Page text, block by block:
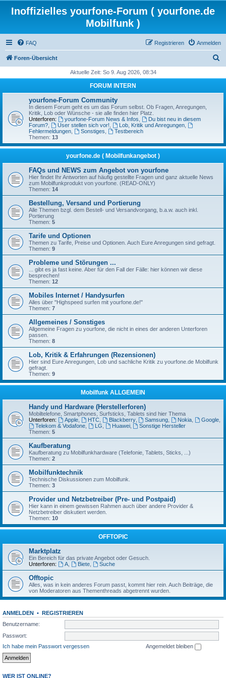
Inoffizielles yourfone-Forum ( yourfone.de
Mobilfunk )
FAQ Anmelden
Registrieren
Foren-Übersicht
h
Aktuelle Zeit: So 9. Aug 2026, 08:34
FORUM INTERN
yourfone-Forum Community
In diesem Forum geht es um das Forum selbst. Ob Fragen, Anregungen,
Kritik, Lob oder Wünsche - sie alle finden hier Platz.
Unterforen:
yourfone-Forum News & Infos
Du bist neu in diesem
Forum?
User stellen sich vor! Lob, Kritik und Anregungen,
Fehlermeldungen
Sonstiges
Testbereich
Themen: 13
yourfone.de ( Mobilfunkangebot )
FAQs und NEWS zum Angebot von yourfone
Hier findet Ihr Antworten auf häufig gestellte Fragen und ganz aktuelle News
zum Mobilfunkprodukt von yourfone. (READ-ONLY)
Themen: 14
Bestellung, Versand und Portierung
Alle Themen bzgl. dem Bestell- und Versandvorgang, b.a.w. auch inkl.
Portierung
Themen: 5
Tarife und Optionen
Themen zu Tarife, Preise und Optionen. Auch Eure Anregungen sind gefragt.
Themen: 9
Probleme und Störungen ...
... gibt es ja fast keine. Aber für den Fall der Fälle: hier können wir diese
besprechen!
Themen: 12
Mobiles Internet / Handysurfen
Alles über "Highspeed surfen mit yourfone.de!"
Themen: 7
Allgemeines / Sonstiges
Allgemeine Fragen zu yourfone, die nicht in eines der anderen Unterforen
passen.
Themen: 8
Lob, Kritik & Erfahrungen (Rezensionen)
Hier sind Eure Anregungen, Lob und sachliche Kritik zu yourfone.de Mobilfunk
gefragt.
Themen: 9
Mobilfunk ALLGEMEIN
Handy und Hardware (Herstellerforen)
Mobiltelefone, Smartphones, Surfsticks, Tablets sind hier Thema
Unterforen:
Apple, HTC, Blackberry, Samsung Nokia Google
Telekom & Vodafone, LG Huawei,
Sonstige Hersteller
Themen: 5
Kaufberatung
Kaufberatung zu Mobilfunkhardware (Telefonie, Tablets, Sticks, ...)
Themen: 2
Mobilfunktechnik
Technische Diskussionen zum Mobilfunk.
Themen: 3
Provider und Netzbetreiber (Pre- und Postpaid)
Hier kann in einem gewissen Rahmen auch über andere Provider &
Netzbetreiber diskutiert werden.
Themen: 10
OFFTOPIC
Marktplatz
Ein Bereich für das private Angebot oder Gesuch.
Unterforen:
A, Biete, Suche
Offtopic
Alles, was in kein anderes Forum passt, kommt hier rein. Auch Beiträge, die
von Moderatoren aus Thementhreads abgetrennt wurden.
ANMELDEN • REGISTRIEREN
Benutzername:
Passwort:
Ich habe mein Passwort vergessen
Angemeldet bleiben
WER IST ONLINE?